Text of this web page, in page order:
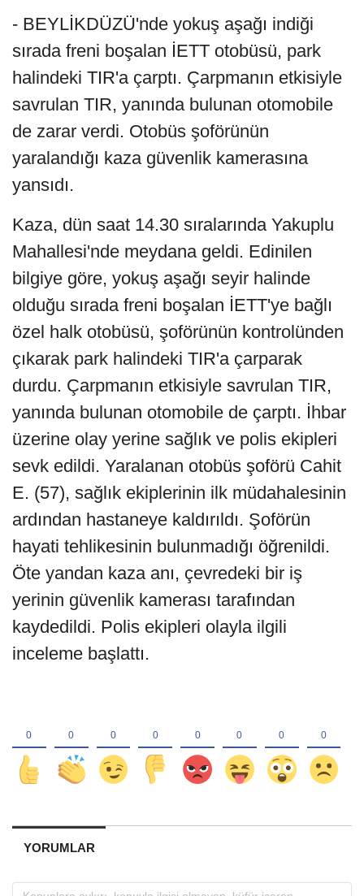
- BEYLİKDÜZÜ'nde yokuş aşağı indiği
sırada freni boşalan İETT otobüsü, park
halindeki TIR'a çarptı. Çarpmanın etkisiyle
savrulan TIR, yanında bulunan otomobile
de zarar verdi. Otobüs şoförünün
yaralandığı kaza güvenlik kamerasına
yansıdı.
Kaza, dün saat 14.30 sıralarında Yakuplu
Mahallesi'nde meydana geldi. Edinilen
bilgiye göre, yokuş aşağı seyir halinde
olduğu sırada freni boşalan İETT'ye bağlı
özel halk otobüsü, şoförünün kontrolünden
çıkarak park halindeki TIR'a çarparak
durdu. Çarpmanın etkisiyle savrulan TIR,
yanında bulunan otomobile de çarptı. İhbar
üzerine olay yerine sağlık ve polis ekipleri
sevk edildi. Yaralanan otobüs şoförü Cahit
E. (57), sağlık ekiplerinin ilk müdahalesinin
ardından hastaneye kaldırıldı. Şoförün
hayati tehlikesinin bulunmadığı öğrenildi.
Öte yandan kaza anı, çevredeki bir iş
yerinin güvenlik kamerası tarafından
kaydedildi. Polis ekipleri olayla ilgili
inceleme başlattı.
YORUMLAR